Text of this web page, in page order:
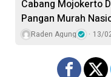
Cabang Mojokerto
Pangan Murah
Raden Agung 13/